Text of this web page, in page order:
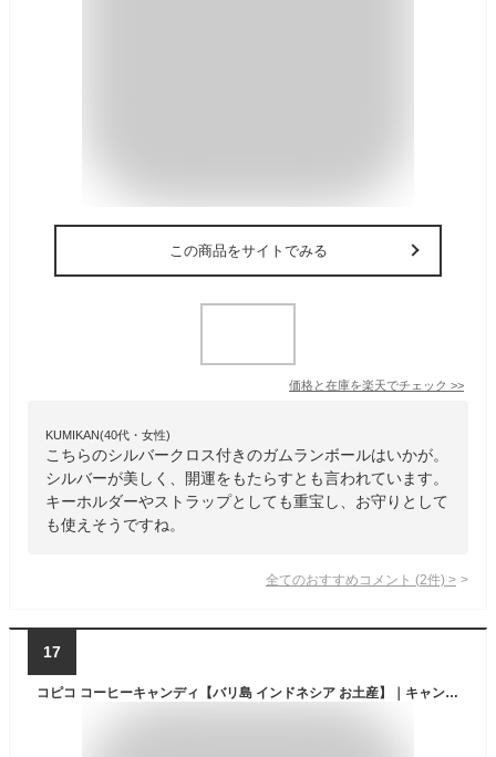
この商品をサイトでみる
価格と在庫を楽天でチェック >>
KUMIKAN(40代・女性)
こちらのシルバークロス付きのガムランボールはいかが。
シルバーが美しく、開運をもたらすとも言われています。
キーホルダーやストラップとしても重宝し、お守りとして
も使えそうですね。
全てのおすすめコメント (2件) >
17
コピコ コーヒーキャンディ【バリ島 インドネシア お土産】｜キャンディ・グミ 東南アジア バリ お土産 インドネシア土産 おみやげ